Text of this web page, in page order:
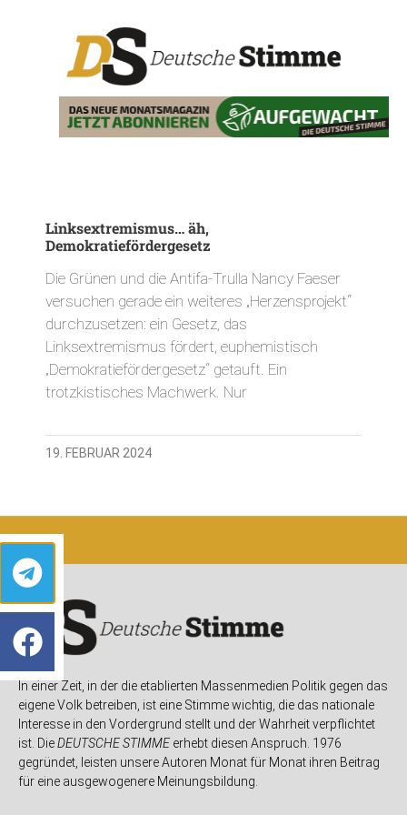
Linksextremismus… äh,
Demokratiefördergesetz
Die Grünen und die Antifa-Trulla Nancy Faeser
versuchen gerade ein weiteres „Herzensprojekt“
durchzusetzen: ein Gesetz, das
Linksextremismus fördert, euphemistisch
„Demokratiefördergesetz“ getauft. Ein
trotzkistisches Machwerk. Nur
19. FEBRUAR 2024
In einer Zeit, in der die etablierten Massenmedien Politik gegen das
eigene Volk betreiben, ist eine Stimme wichtig, die das nationale
Interesse in den Vordergrund stellt und der Wahrheit verpflichtet
ist. DieDEUTSCHE STIMMEerhebt diesen Anspruch. 1976
gegründet, leisten unsere Autoren Monat für Monat ihren Beitrag
für eine ausgewogenere Meinungsbildung.